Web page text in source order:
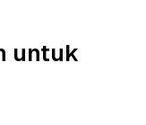
untuk